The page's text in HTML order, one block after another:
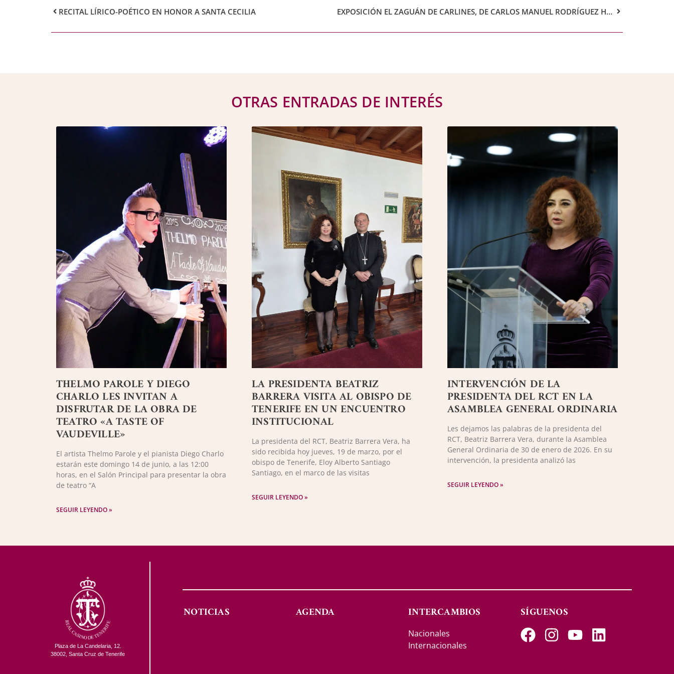
RECITAL LÍRICO-POÉTICO EN HONOR A SANTA CECILIA EXPOSICIÓN EL ZAGUÁN DE CARLINES, DE CARLOS MANUEL RODRÍGUEZ HERNÁNDEZ
OTRAS ENTRADAS DE INTERÉS
THELMO PAROLE Y DIEGO
CHARLO LES INVITAN A
DISFRUTAR DE LA OBRA DE
TEATRO «A TASTE OF
VAUDEVILLE»
El artista Thelmo Parole y el pianista Diego Charlo
estarán este domingo 14 de junio, a las 12:00
horas, en el Salón Principal para presentar la obra
de teatro “A
SEGUIR LEYENDO »
LA PRESIDENTA BEATRIZ
BARRERA VISITA AL OBISPO DE
TENERIFE EN UN ENCUENTRO
INSTITUCIONAL
La presidenta del RCT, Beatriz Barrera Vera, ha
sido recibida hoy jueves, 19 de marzo, por el
obispo de Tenerife, Eloy Alberto Santiago
Santiago, en el marco de las visitas
SEGUIR LEYENDO »
INTERVENCIÓN DE LA
PRESIDENTA DEL RCT EN LA
ASAMBLEA GENERAL ORDINARIA
Les dejamos las palabras de la presidenta del
RCT, Beatriz Barrera Vera, durante la Asamblea
General Ordinaria de 30 de enero de 2026. En su
intervención, la presidenta analizó las
SEGUIR LEYENDO »
Plaza de La Candelaria, 12.
38002, Santa Cruz de Tenerife
NOTICIAS AGENDA INTERCAMBIOS
Nacionales
Internacionales
SÍGUENOS